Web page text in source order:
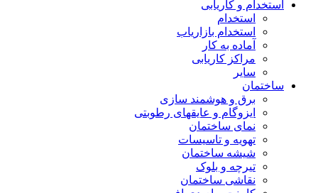
استخدام و کاریابی
استخدام
استخدام بازاریاب
آماده به کار
مراکز کاریابی
سایر
ساختمان
برق و هوشمند سازی
ایزوگام و عایقهای رطوبتی
نمای ساختمان
تهویه و تاسیسات
شیشه ساختمان
تیرچه و بلوک
نقاشی ساختمان